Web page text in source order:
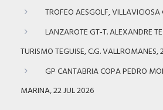
TROFEO AESGOLF,
LANZAROTE GT-T. ALEXANDRE
TURISMO TEGUISE, C.G. VALLROMANES,
GP CANTABRIA COPA PEDRO
MARINA, 22 JUL 2026